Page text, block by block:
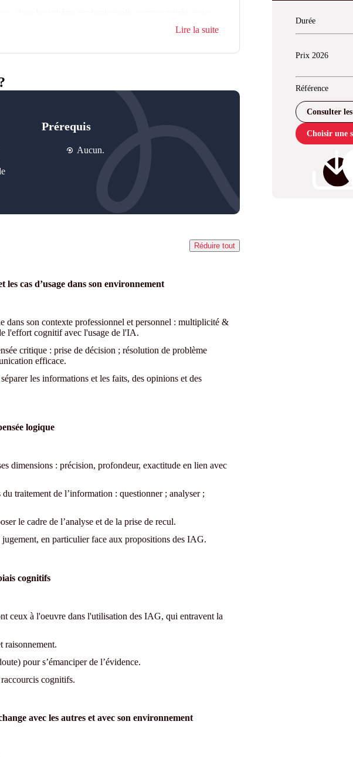
Durée
Prix 2026
Référence
Consulter
Choisir une
critique requiert de combiner de fines capacités
conflits.
Lire la suite
Prérequis
Aucun.
Réduire tout
les cas d’usage dans son environnement
dans son contexte professionnel et personnel : multiplicité &
l'effort cognitif avec l'usage de l'IA.
critique : prise de décision ; résolution de problème
efficace.
les informations et les faits, des opinions et des
logique
dimensions : précision, profondeur, exactitude en lien avec
traitement de l’information : questionner ; analyser ;
le cadre de l’analyse et de la prise de recul.
en particulier face aux propositions des IAG.
cognitifs
ceux à l'oeuvre dans l'utilisation des IAG, qui entravent la
raisonnement.
pour s’émanciper de l’évidence.
cognitifs.
avec les autres et avec son environnement